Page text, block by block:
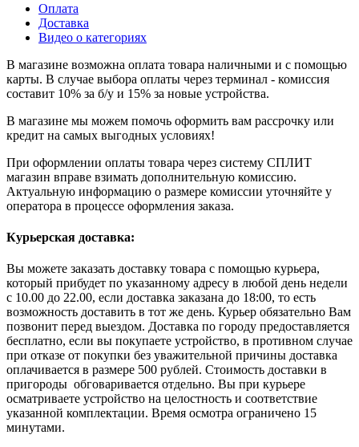
Оплата
Доставка
Видео о категориях
В магазине возможна оплата товара наличными и с помощью
карты. В случае выбора оплаты через терминал - комиссия
составит 10% за б/у и 15% за новые устройства.
В магазине мы можем помочь оформить вам рассрочку или
кредит на самых выгодных условиях!
При оформлении оплаты товара через систему СПЛИТ
магазин вправе взимать дополнительную комиссию.
Актуальную информацию о размере комиссии уточняйте у
оператора в процессе оформления заказа.
Курьерская доставка:
Вы можете заказать доставку товара с помощью курьера,
который прибудет по указанному адресу в любой день недели
с 10.00 до 22.00, если доставка заказана до 18:00, то есть
возможность доставить в тот же день. Курьер обязательно Вам
позвонит перед выездом. Доставка по городу предоставляется
бесплатно, если вы покупаете устройство, в противном случае
при отказе от покупки без уважительной причины доставка
оплачивается в размере 500 рублей. Стоимость доставки в
пригороды обговаривается отдельно. Вы при курьере
осматриваете устройство на целостность и соответствие
указанной комплектации. Время осмотра ограничено 15
минутами.